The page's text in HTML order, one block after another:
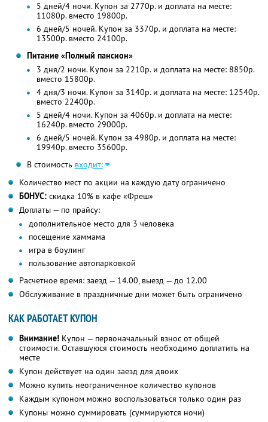
5 дней/4 ночи. Купон за 2770р. и доплата на месте:
11080р. вместо 19800р.
6 дней/5 ночей. Купон за 3370р. и доплата на месте:
13500р. вместо 24100р.
Питание «Полный пансион»
3 дня/2 ночи. Купон за 2210р. и доплата на месте: 8850р.
вместо 15800р.
4 дня/3 ночи. Купон за 3140р. и доплата на месте: 12540р.
вместо 22400р.
5 дней/4 ночи. Купон за 4060р. и доплата на месте:
16240р. вместо 29000р.
6 дней/5 ночей. Купон за 4980р. и доплата на месте:
19940р. вместо 35600р.
В стоимость входит:
Количество мест по акции на каждую дату ограничено
БОНУС: скидка 10% в кафе «Фреш»
Доплаты — по прайсу:
дополнительное место для 3 человека
посещение хаммама
игра в боулинг
пользование автопарковкой
Расчетное время: заезд — 14.00, выезд — до 12.00
Обслуживание в праздничные дни может быть ограничено
КАК РАБОТАЕТ КУПОН
Внимание! Купон — первоначальный взнос от общей
стоимости. Оставшуюся стоимость необходимо доплатить на
месте
Купон действует на один заезд для двоих
Можно купить неограниченное количество купонов
Каждым купоном можно воспользоваться только один раз
Купоны можно суммировать (суммируются ночи)